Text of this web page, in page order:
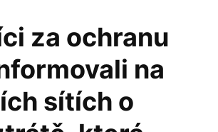
za ochranu
na
sítích o